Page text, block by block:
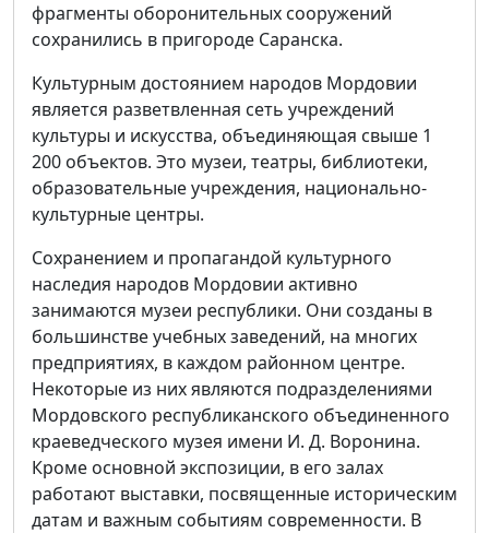
фрагменты оборонительных сооружений
сохранились в пригороде Саранска.
Культурным достоянием народов Мордовии
является разветвленная сеть учреждений
культуры и искусства, объединяющая свыше 1
200 объектов. Это музеи, театры, библиотеки,
образовательные учреждения, национально-
культурные центры.
Сохранением и пропагандой культурного
наследия народов Мордовии активно
занимаются музеи республики. Они созданы в
большинстве учебных заведений, на многих
предприятиях, в каждом районном центре.
Некоторые из них являются подразделениями
Мордовского республиканского объединенного
краеведческого музея имени И. Д. Воронина.
Кроме основной экспозиции, в его залах
работают выставки, посвященные историческим
датам и важным событиям современности. В